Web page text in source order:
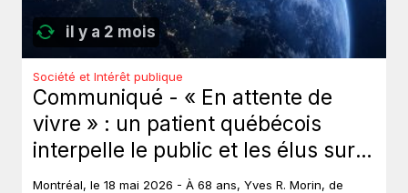
il y a 2 mois
Société et Intérêt publique
Communiqué - « En attente de
vivre » : un patient québécois
interpelle le public et les élus sur
le don d’organes.
Montréal, le 18 mai 2026 - À 68 ans, Yves R. Morin, de